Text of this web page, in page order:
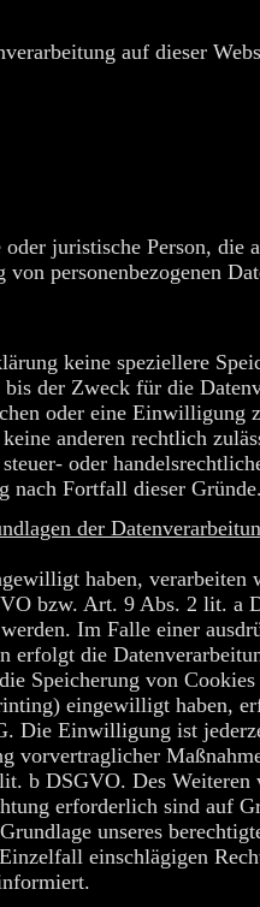
auf dieser
juristische Person, die
personenbezogenen
keine speziellere
bis der Zweck für die
oder eine Einwilligung
anderen rechtlich
oder
nach Fortfall dieser Gründe.
der
haben, verarbeiten
bzw. Art. 9 Abs. 2 lit. a
Im Falle einer
erfolgt die
Speicherung von
eingewilligt haben,
Die Einwilligung ist
vorvertraglicher
b DSGVO. Des
erforderlich sind auf
unseres
einschlägigen